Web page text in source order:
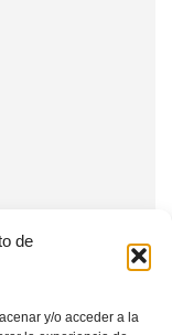
de
y/o acceder a la